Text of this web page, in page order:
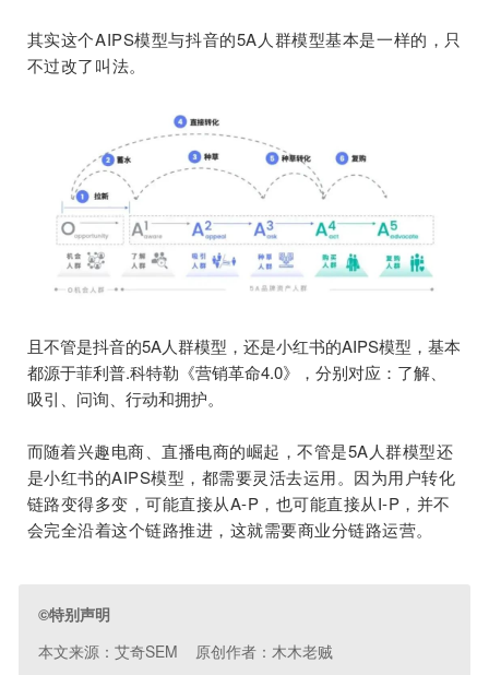
其实这个AIPS模型与抖音的5A人群模型基本是一样的，只
不过改了叫法。
且不管是抖音的5A人群模型，还是小红书的AIPS模型，基本
都源于菲利普.科特勒《营销革命4.0》，分别对应：了解、
吸引、问询、行动和拥护。
而随着兴趣电商、直播电商的崛起，不管是5A人群模型还
是小红书的AIPS模型，都需要灵活去运用。因为用户转化
链路变得多变，可能直接从A-P，也可能直接从I-P，并不
会完全沿着这个链路推进，这就需要商业分链路运营。
©特别声明
本文来源：艾奇SEM 原创作者：木木老贼